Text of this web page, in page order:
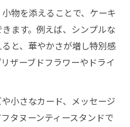
物を添えることで、ケーキ
ます。例えば、シンプルな
と、華やかさが増し特別感
ザーブドフラワーやドライ
小さなカード、メッセージ
タヌーンティースタンドで